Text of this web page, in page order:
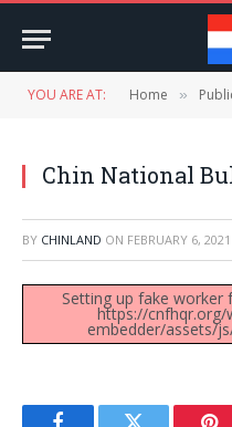
YOU ARE AT: Home »
Chin National
BY CHINLAND ON FEBRUARY 6, 2021
Setting up fake worker
https://
embedder/assets/